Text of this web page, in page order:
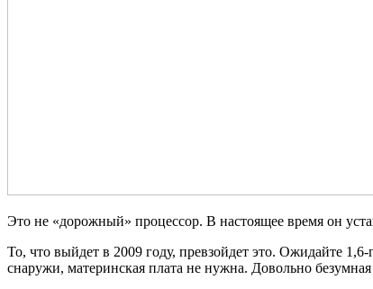
Это не «дорожный» процессор. В настоящее время он
То, что выйдет в 2009 году, превзойдет это. Ожидайте
снаружи, материнская плата не нужна. Довольно